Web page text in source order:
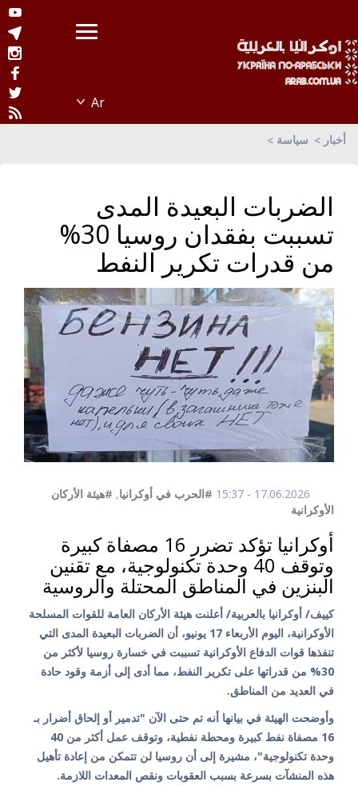
أخبار سياسة
الضربات البعيدة المدى
تسببت بفقدان روسيا 30%
من قدرات تكرير النفط
17.06.2026 - 15:37 #الحرب في أوكرانيا, #هيئة الأركان
الأوكرانية
أوكرانيا تؤكد تضرر 16 مصفاة كبيرة
وتوقف 40 وحدة تكنولوجية، مع تقنين
البنزين في المناطق المحتلة والروسية
كييف/ أوكرانيا بالعربية/ أعلنت هيئة الأركان العامة للقوات المسلحة
الأوكرانية، اليوم الأربعاء 17 يونيو، أن الضربات البعيدة المدى التي
تنفذها قوات الدفاع الأوكرانية تسببت في خسارة روسيا لأكثر من
30% من قدراتها على تكرير النفط، مما أدى إلى أزمة وقود حادة
في العديد من المناطق.
وأوضحت الهيئة في بيانها أنه تم حتى الآن "تدمير أو إلحاق أضرار بـ
16 مصفاة نفط كبيرة ومحطة نفطية، وتوقف عمل أكثر من 40
وحدة تكنولوجية"، مشيرة إلى أن روسيا لن تتمكن من إعادة تأهيل
هذه المنشآت بسرعة بسبب العقوبات ونقص المعدات اللازمة.